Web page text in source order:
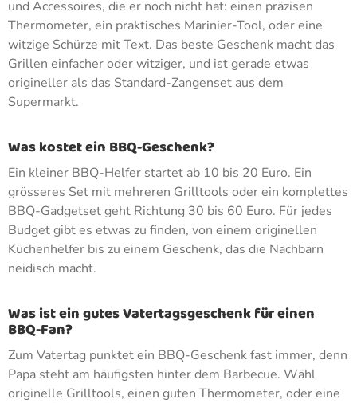
und Accessoires, die er noch nicht hat: einen präzisen
Thermometer, ein praktisches Marinier-Tool, oder eine
witzige Schürze mit Text. Das beste Geschenk macht das
Grillen einfacher oder witziger, und ist gerade etwas
origineller als das Standard-Zangenset aus dem
Supermarkt.
Was kostet ein BBQ-Geschenk?
Ein kleiner BBQ-Helfer startet ab 10 bis 20 Euro. Ein
grösseres Set mit mehreren Grilltools oder ein komplettes
BBQ-Gadgetset geht Richtung 30 bis 60 Euro. Für jedes
Budget gibt es etwas zu finden, von einem originellen
Küchenhelfer bis zu einem Geschenk, das die Nachbarn
neidisch macht.
Was ist ein gutes Vatertagsgeschenk für einen
BBQ-Fan?
Zum Vatertag punktet ein BBQ-Geschenk fast immer, denn
Papa steht am häufigsten hinter dem Barbecue. Wähl
originelle Grilltools, einen guten Thermometer, oder eine